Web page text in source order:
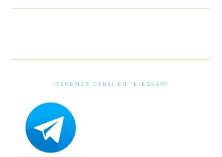
¡TENEMOS CANAL EN TELEGRAM!